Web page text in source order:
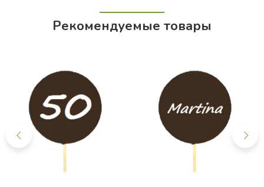
Рекомендуемые товары